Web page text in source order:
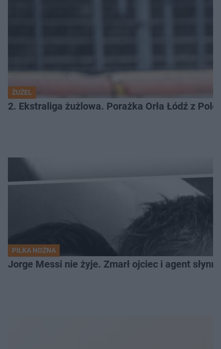
ŻUŻEL
2. Ekstraliga żużlowa. Porażka Orła Łódź z
PIŁKA NOŻNA
Jorge Messi nie żyje. Zmarł ojciec i agent